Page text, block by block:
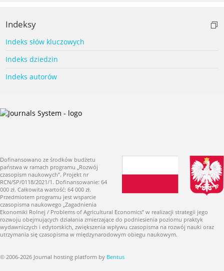
Indeksy
Indeks słów kluczowych
Indeks dziedzin
Indeks autorów
Dofinansowano ze środków budżetu
państwa w ramach programu „Rozwój
czasopism naukowych”. Projekt nr
RCN/SP/0118/2021/1. Dofinansowanie: 64
000 zł. Całkowita wartość: 64 000 zł.
Przedmiotem programu jest wsparcie
czasopisma naukowego „Zagadnienia
Ekonomiki Rolnej / Problems of Agricultural Economics” w realizacji strategii jego
rozwoju obejmujących działania zmierzające do podniesienia poziomu praktyk
wydawniczych i edytorskich, zwiększenia wpływu czasopisma na rozwój nauki oraz
utrzymania się czasopisma w międzynarodowym obiegu naukowym.
© 2006-2026 Journal hosting platform by Bentus